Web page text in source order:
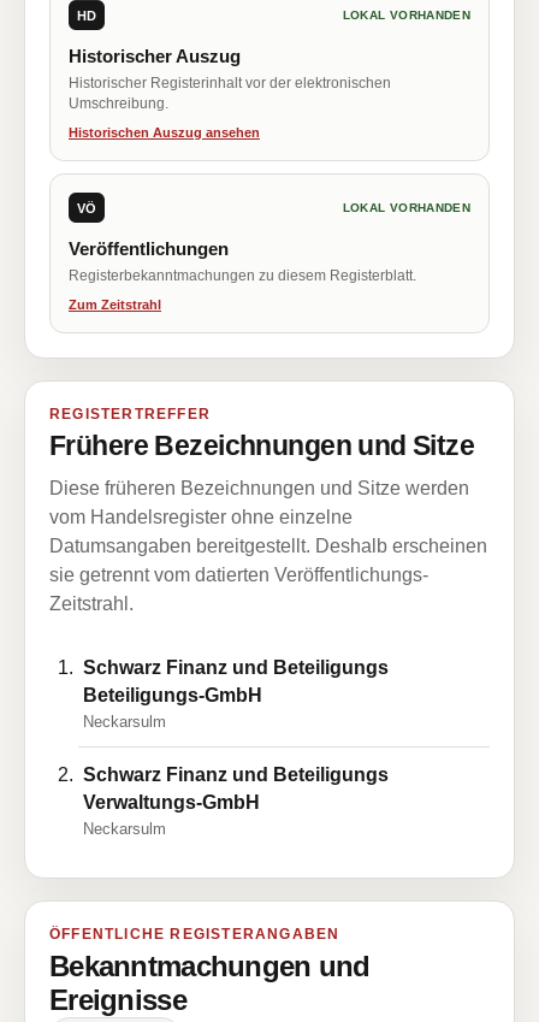
HD LOKAL VORHANDEN
Historischer Auszug
Historischer Registerinhalt vor der elektronischen
Umschreibung.
Historischen Auszug ansehen
VÖ LOKAL VORHANDEN
Veröffentlichungen
Registerbekanntmachungen zu diesem Registerblatt.
Zum Zeitstrahl
REGISTERTREFFER
Frühere Bezeichnungen und Sitze
Diese früheren Bezeichnungen und Sitze werden
vom Handelsregister ohne einzelne
Datumsangaben bereitgestellt. Deshalb erscheinen
sie getrennt vom datierten Veröffentlichungs-
Zeitstrahl.
Schwarz Finanz und Beteiligungs
Beteiligungs-GmbH
Neckarsulm
Schwarz Finanz und Beteiligungs
Verwaltungs-GmbH
Neckarsulm
ÖFFENTLICHE REGISTERANGABEN
Bekanntmachungen und
Ereignisse